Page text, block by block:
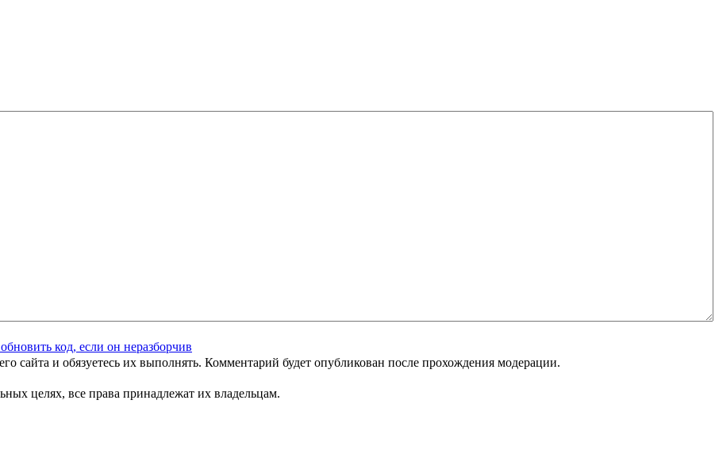
сайта и обязуетесь их выполнять. Комментарий будет опубликован после прохождения модерации.
целях, все права принадлежат их владельцам.